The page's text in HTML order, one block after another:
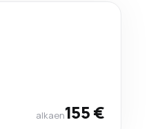
alkaen155 €